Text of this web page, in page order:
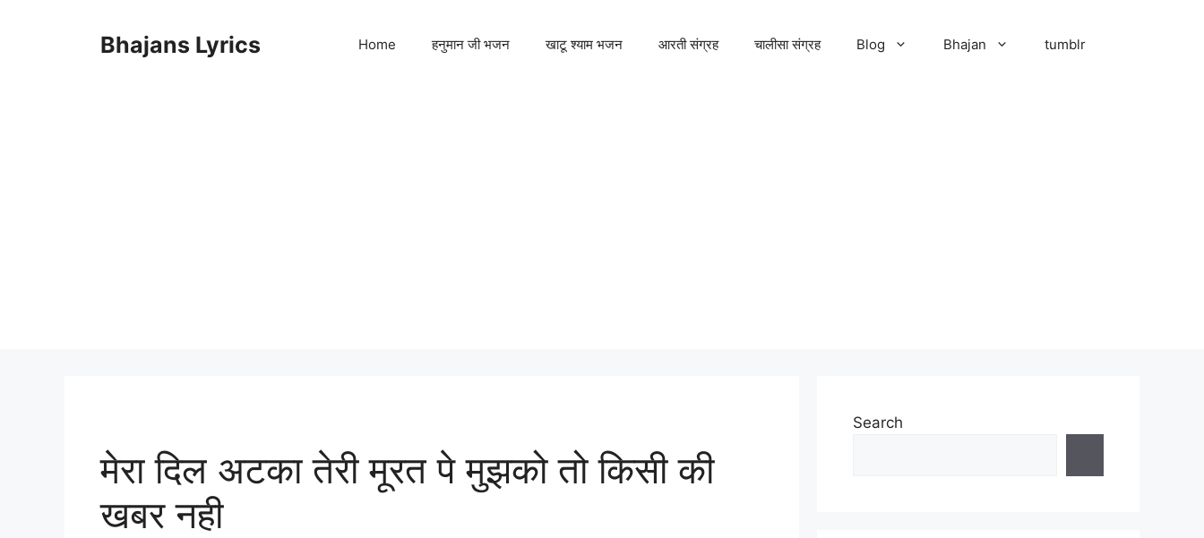
Bhajans Lyrics Home हनुमान जी भजन खाटू श्याम भजन आरती संग्रह चालीसा संग्रह Blog Bhajan tumblr
मेरा दिल अटका तेरी मूरत पे मुझको तो किसी की
खबर नही
Search